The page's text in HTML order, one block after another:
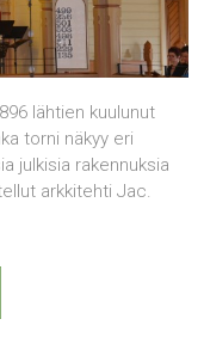
lähtien kuulunut
torni näkyy eri
julkisia rakennuksia
arkkitehti Jac.